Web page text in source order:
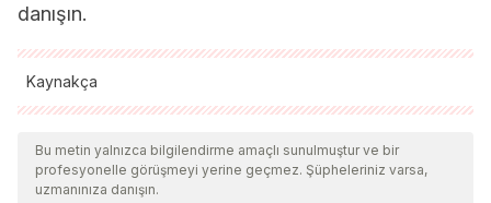
danışın.
Kaynakça
Tüm alıntı yapılan kaynaklar, kalitelerini, güvenilirliklerini,
güncelliklerini ve geçerliliklerini sağlamak için ekibimiz
tarafından derinlemesine incelendi. Bu makalenin bibliyografisi
Bu metin yalnızca bilgilendirme amaçlı sunulmuştur ve bir
profesyonelle görüşmeyi yerine geçmez. Şüpheleriniz varsa,
uzmanınıza danışın.